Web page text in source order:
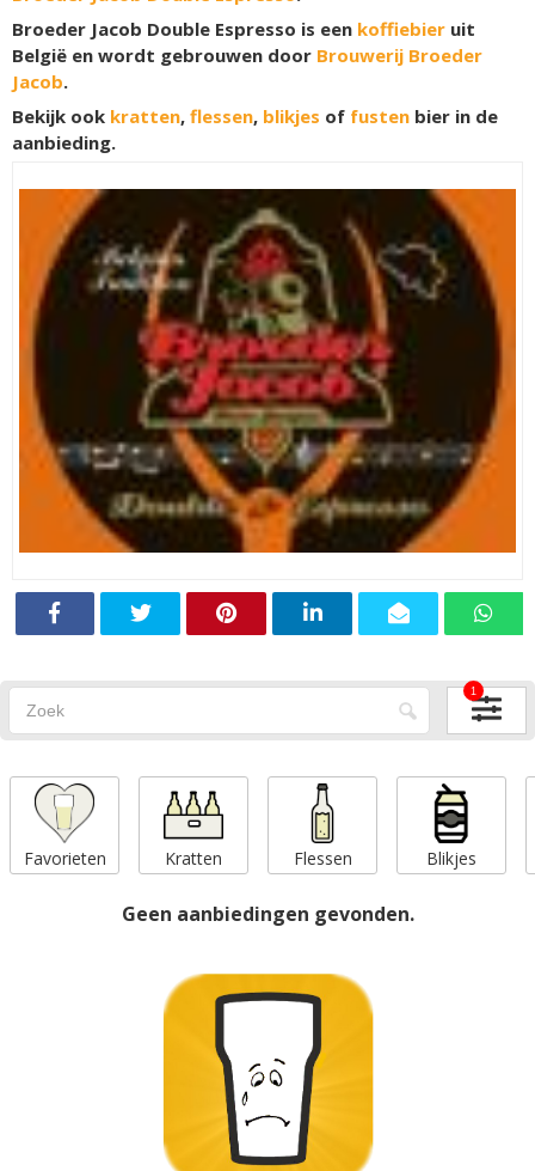
Broeder Jacob Double Espresso is een koffiebier uit
België en wordt gebrouwen door Brouwerij Broeder
Jacob.
Bekijk ook kratten, flessen, blikjes of fusten bier in de
aanbieding.
1
Favorieten Kratten Flessen Blikjes
Geen aanbiedingen gevonden.